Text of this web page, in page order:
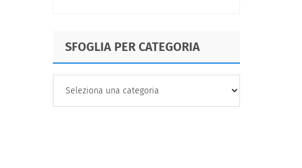
marchio?
SFOGLIA PER CATEGORIA
PER
CATEGORIA